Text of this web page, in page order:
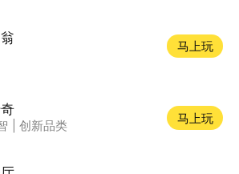
马上玩
创新品类
马上玩